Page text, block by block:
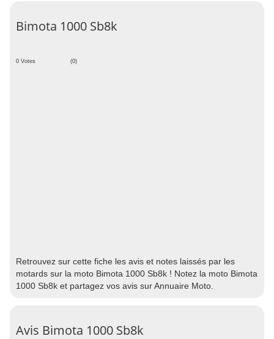
Bimota 1000 Sb8k
0 Votes (0)
Retrouvez sur cette fiche les avis et notes laissés par les
motards sur la moto Bimota 1000 Sb8k ! Notez la moto Bimota
1000 Sb8k et partagez vos avis sur Annuaire Moto.
Avis Bimota 1000 Sb8k